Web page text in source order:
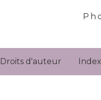
Droits d'auteur